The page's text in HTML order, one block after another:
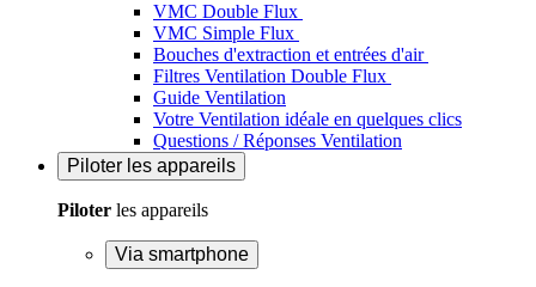
VMC Double Flux
VMC Simple Flux
Bouches d'extraction et entrées d'air
Filtres Ventilation Double Flux
Guide Ventilation
Votre Ventilation idéale en quelques clics
Questions / Réponses Ventilation
Piloter les appareils
Piloter les appareils
Via smartphone